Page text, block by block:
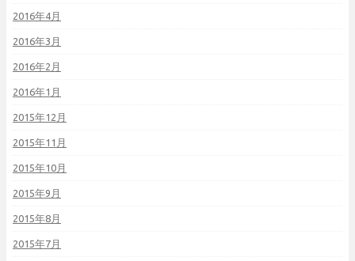
2016年4月
2016年3月
2016年2月
2016年1月
2015年12月
2015年11月
2015年10月
2015年9月
2015年8月
2015年7月